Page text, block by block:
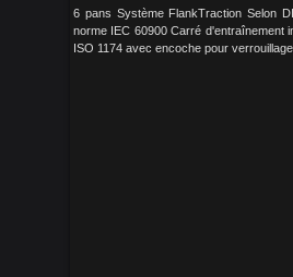
6 pans Système FlankTraction Selon
norme IEC 60900 Carré d'entraînement
ISO 1174 avec encoche pour